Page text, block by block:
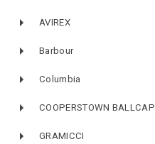
AVIREX
Barbour
Columbia
COOPERSTOWN BALLCAP
GRAMICCI